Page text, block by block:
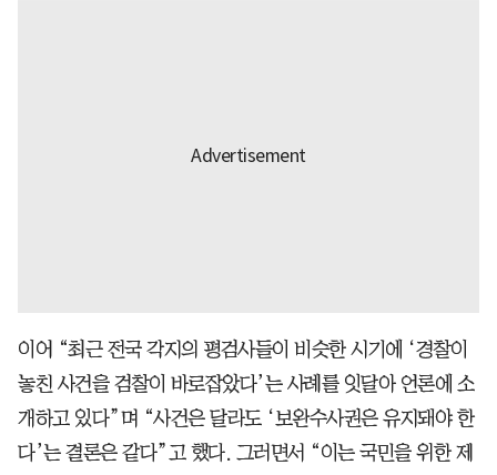
이어 “최근 전국 각지의 평검사들이 비슷한 시기에 ‘경찰이
놓친 사건을 검찰이 바로잡았다’는 사례를 잇달아 언론에 소
개하고 있다”며 “사건은 달라도 ‘보완수사권은 유지돼야 한
다’는 결론은 같다”고 했다. 그러면서 “이는 국민을 위한 제